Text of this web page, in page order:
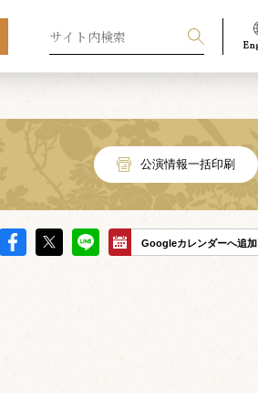
公演情報一括印刷
Googleカレンダーへ追加